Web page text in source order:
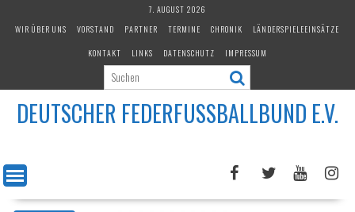
7. AUGUST 2026
WIR ÜBER UNS
VORSTAND PARTNER TERMINE CHRONIK
LÄNDERSPIELEEINSÄTZE
KONTAKT
LINKS DATENSCHUTZ IMPRESSUM
DEUTSCHER FEDERFUSSBALLBUND E.V.